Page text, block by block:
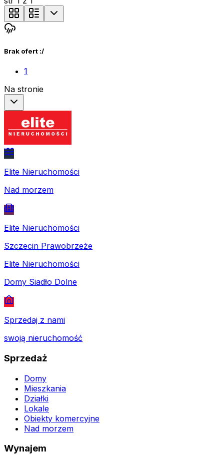
Brak ofert :/
1
Na stronie
Elite Nieruchomości
Nad morzem
Elite Nieruchomości
Szczecin Prawobrzeże
Elite Nieruchomości
Domy Siadło Dolne
Sprzedaj z nami
swoją nieruchomość
Sprzedaż
Domy
Mieszkania
Działki
Lokale
Obiekty komercyjne
Nad morzem
Wynajem